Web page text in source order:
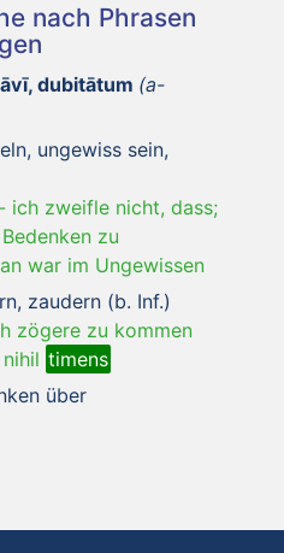
nach Phrasen
dubitātum (a-
ungewiss sein,
- ich zweifle nicht, dass;
zu
war im Ungewissen
zaudern (b. Inf.)
zögere zu kommen
timens
über